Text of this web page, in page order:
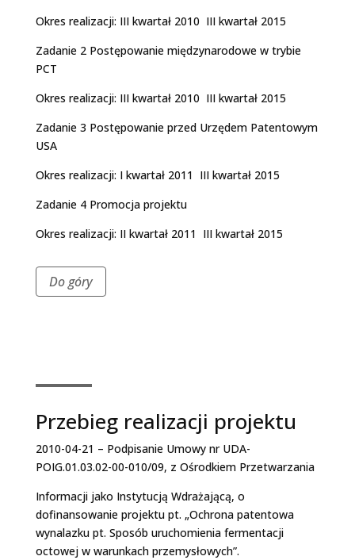
Okres realizacji: III kwartał 2010 ­ III kwartał 2015
Zadanie 2 Postępowanie międzynarodowe w trybie
PCT
Okres realizacji: III kwartał 2010 ­ III kwartał 2015
Zadanie 3 Postępowanie przed Urzędem Patentowym
USA
Okres realizacji: I kwartał 2011 ­ III kwartał 2015
Zadanie 4 Promocja projektu
Okres realizacji: II kwartał 2011 ­ III kwartał 2015
Do góry
Przebieg realizacji projektu
2010-04-21 – Podpisanie Umowy nr UDA-
POIG.01.03.02-00-010/09, z Ośrodkiem Przetwarzania
Informacji jako Instytucją Wdrażającą, o
dofinansowanie projektu pt. „Ochrona patentowa
wynalazku pt. Sposób uruchomienia fermentacji
octowej w warunkach przemysłowych”.